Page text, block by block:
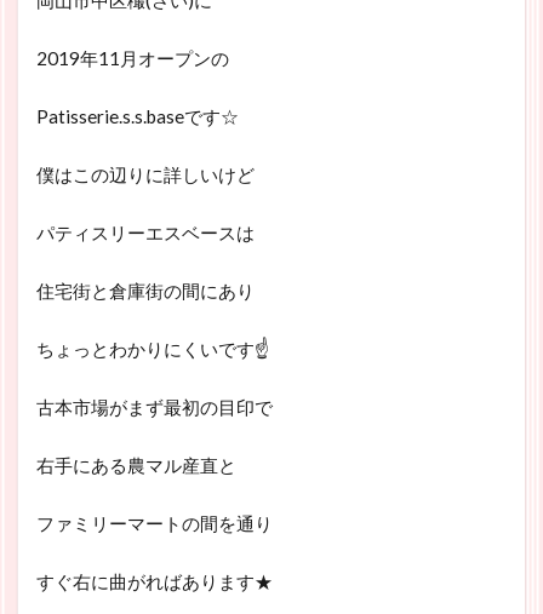
2019年11月オープンの
Patisserie.s.s.baseです☆
僕はこの辺りに詳しいけど
パティスリーエスベースは
住宅街と倉庫街の間にあり
ちょっとわかりにくいです☝
古本市場がまず最初の目印で
右手にある農マル産直と
ファミリーマートの間を通り
すぐ右に曲がればあります★